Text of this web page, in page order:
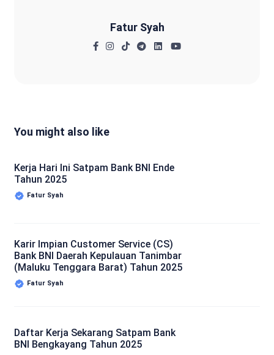
Fatur Syah
You might also like
Kerja Hari Ini Satpam Bank BNI Ende
Tahun 2025
Fatur Syah
Karir Impian Customer Service (CS)
Bank BNI Daerah Kepulauan Tanimbar
(Maluku Tenggara Barat) Tahun 2025
Fatur Syah
Daftar Kerja Sekarang Satpam Bank
BNI Bengkayang Tahun 2025